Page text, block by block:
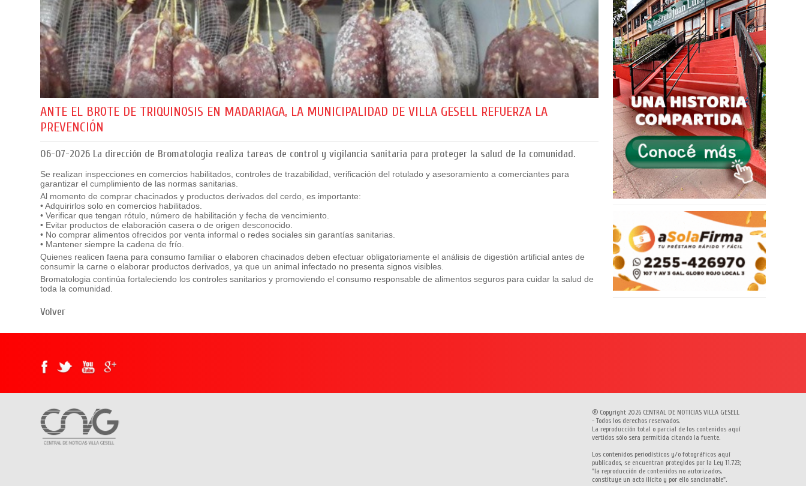
ANTE EL BROTE DE TRIQUINOSIS EN MADARIAGA, LA MUNICIPALIDAD DE VILLA GESELL REFUERZA LA
PREVENCIÓN
06-07-2026 La dirección de Bromatologia realiza tareas de control y vigilancia sanitaria para proteger la salud de la comunidad.
Se realizan inspecciones en comercios habilitados, controles de trazabilidad, verificación del rotulado y asesoramiento a comerciantes para
garantizar el cumplimiento de las normas sanitarias.
Al momento de comprar chacinados y productos derivados del cerdo, es importante:
• Adquirirlos solo en comercios habilitados.
• Verificar que tengan rótulo, número de habilitación y fecha de vencimiento.
• Evitar productos de elaboración casera o de origen desconocido.
• No comprar alimentos ofrecidos por venta informal o redes sociales sin garantías sanitarias.
• Mantener siempre la cadena de frío.
Quienes realicen faena para consumo familiar o elaboren chacinados deben efectuar obligatoriamente el análisis de digestión artificial antes de
consumir la carne o elaborar productos derivados, ya que un animal infectado no presenta signos visibles.
Bromatologia continúa fortaleciendo los controles sanitarios y promoviendo el consumo responsable de alimentos seguros para cuidar la salud de
toda la comunidad.
Volver
® Copyright 2026 CENTRAL DE NOTICIAS VILLA GESELL
- Todos los derechos reservados.
La reproducción total o parcial de los contenidos aquí
vertidos sólo sera permitida citando la fuente.
Los contenidos periodísticos y/o fotográficos aquí
publicados, se encuentran protegidos por la Ley 11.723;
"la reproducción de contenidos no autorizados,
constituye un acto ilícito y por ello sancionable".